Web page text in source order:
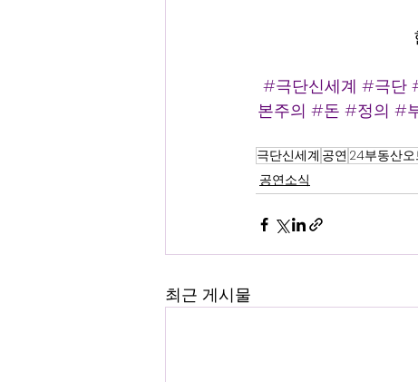
#극단신세계 #극단
본주의 #돈 #정의 #
극단신세계 공연 24부동산
공연소식
최근 게시물